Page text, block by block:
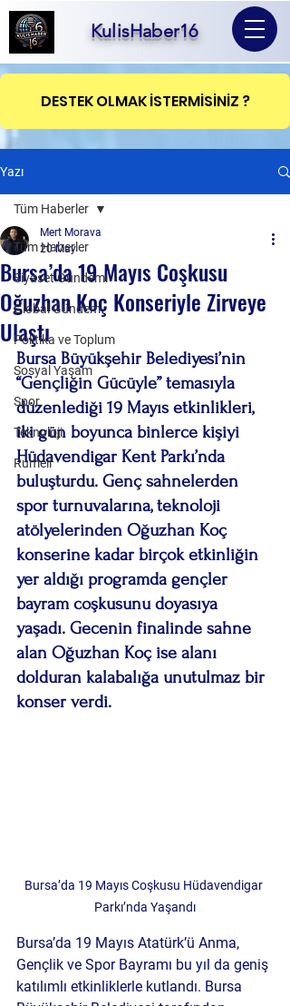
KulisHaber16
DESTEK OLMAK İSTERMİSİNİZ ?
Yazı
Tüm Haberler
Siyaset Gündemi
Global Gündem
Politika ve Toplum
Sosyal Yaşam
Spor
Teknoloji
Rumeli
Tüm Haberler
Bursa’da 19 Mayıs Coşkusu
Oğuzhan Koç Konseriyle Zirveye
Ulaştı
Mert Morava
20 May
Bursa Büyükşehir Belediyesi’nin
“Gençliğin Gücüyle” temasıyla
düzenlediği 19 Mayıs etkinlikleri,
iki gün boyunca binlerce kişiyi
Hüdavendigar Kent Parkı’nda
buluşturdu. Genç sahnelerden
spor turnuvalarına, teknoloji
atölyelerinden Oğuzhan Koç
konserine kadar birçok etkinliğin
yer aldığı programda gençler
bayram coşkusunu doyasıya
yaşadı. Gecenin finalinde sahne
alan Oğuzhan Koç ise alanı
dolduran kalabalığa unutulmaz bir
konser verdi.
Bursa’da 19 Mayıs Coşkusu Hüdavendigar
Parkı’nda Yaşandı
Bursa’da 19 Mayıs Atatürk’ü Anma,
Gençlik ve Spor Bayramı bu yıl da geniş
katılımlı etkinliklerle kutlandı. Bursa